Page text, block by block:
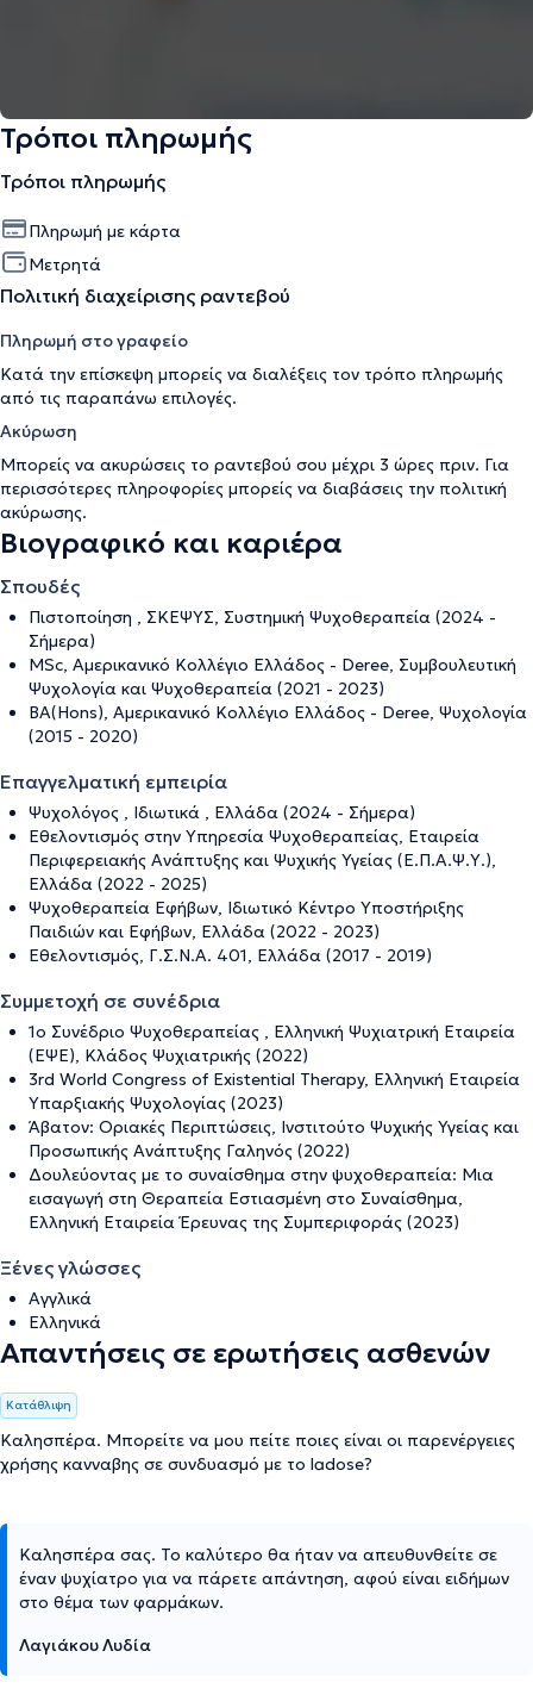
Τρόποι πληρωμής
Τρόποι πληρωμής
Πληρωμή με κάρτα
Μετρητά
Πολιτική διαχείρισης ραντεβού
Πληρωμή στο γραφείο
Κατά την επίσκεψη μπορείς να διαλέξεις τον τρόπο πληρωμής
από τις παραπάνω επιλογές.
Ακύρωση
Μπορείς να ακυρώσεις το ραντεβού σου μέχρι 3 ώρες πριν. Για
περισσότερες πληροφορίες μπορείς να διαβάσεις την πολιτική
ακύρωσης.
Βιογραφικό και καριέρα
Σπουδές
Πιστοποίηση , ΣΚΕΨΥΣ, Συστημική Ψυχοθεραπεία (2024 -
Σήμερα)
MSc, Αμερικανικό Κολλέγιο Ελλάδος - Deree, Συμβουλευτική
Ψυχολογία και Ψυχοθεραπεία (2021 - 2023)
BA(Hons), Αμερικανικό Κολλέγιο Ελλάδος - Deree, Ψυχολογία
(2015 - 2020)
Επαγγελματική εμπειρία
Ψυχολόγος , Ιδιωτικά , Ελλάδα (2024 - Σήμερα)
Εθελοντισμός στην Υπηρεσία Ψυχοθεραπείας, Εταιρεία
Περιφερειακής Ανάπτυξης και Ψυχικής Υγείας (Ε.Π.Α.Ψ.Υ.),
Ελλάδα (2022 - 2025)
Ψυχοθεραπεία Εφήβων, Ιδιωτικό Κέντρο Υποστήριξης
Παιδιών και Εφήβων, Ελλάδα (2022 - 2023)
Εθελοντισμός, Γ.Σ.Ν.Α. 401, Ελλάδα (2017 - 2019)
Συμμετοχή σε συνέδρια
1ο Συνέδριο Ψυχοθεραπείας , Ελληνική Ψυχιατρική Εταιρεία
(ΕΨΕ), Κλάδος Ψυχιατρικής (2022)
3rd World Congress of Existential Therapy, Ελληνική Εταιρεία
Υπαρξιακής Ψυχολογίας (2023)
Άβατον: Οριακές Περιπτώσεις, Ινστιτούτο Ψυχικής Υγείας και
Προσωπικής Ανάπτυξης Γαληνός (2022)
Δουλεύοντας με το συναίσθημα στην ψυχοθεραπεία: Μια
εισαγωγή στη Θεραπεία Εστιασμένη στο Συναίσθημα,
Ελληνική Εταιρεία Έρευνας της Συμπεριφοράς (2023)
Ξένες γλώσσες
Αγγλικά
Ελληνικά
Απαντήσεις σε ερωτήσεις ασθενών
Κατάθλιψη
Καλησπέρα. Μπορείτε να μου πείτε ποιες είναι οι παρενέργειες
χρήσης κανναβης σε συνδυασμό με το ladose?
Καλησπέρα σας. Το καλύτερο θα ήταν να απευθυνθείτε σε
έναν ψυχίατρο για να πάρετε απάντηση, αφού είναι ειδήμων
στο θέμα των φαρμάκων.
Λαγιάκου Λυδία